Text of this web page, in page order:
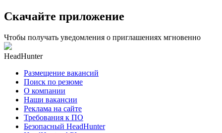
Скачайте приложение
Чтобы получать уведомления о приглашениях мгновенно
HeadHunter
Размещение вакансий
Поиск по резюме
О компании
Наши вакансии
Реклама на сайте
Требования к ПО
Безопасный HeadHunter